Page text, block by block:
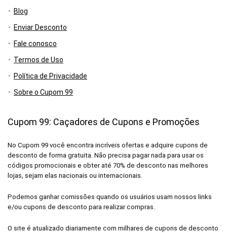
Blog
Enviar Desconto
Fale conosco
Termos de Uso
Política de Privacidade
Sobre o Cupom 99
Cupom 99: Caçadores de Cupons e Promoções
No Cupom 99 você encontra incríveis ofertas e adquire cupons de
desconto de forma gratuita. Não precisa pagar nada para usar os
códigos promocionais e obter até 70% de desconto nas melhores
lojas, sejam elas nacionais ou internacionais.
Podemos ganhar comissões quando os usuários usam nossos links
e/ou cupons de desconto para realizar compras.
O site é atualizado diariamente com milhares de cupons de desconto